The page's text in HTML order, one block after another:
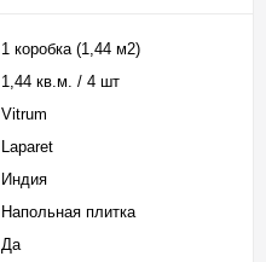
1 коробка (1,44 м2)
1,44 кв.м. / 4 шт
Vitrum
Laparet
Индия
Напольная плитка
Да